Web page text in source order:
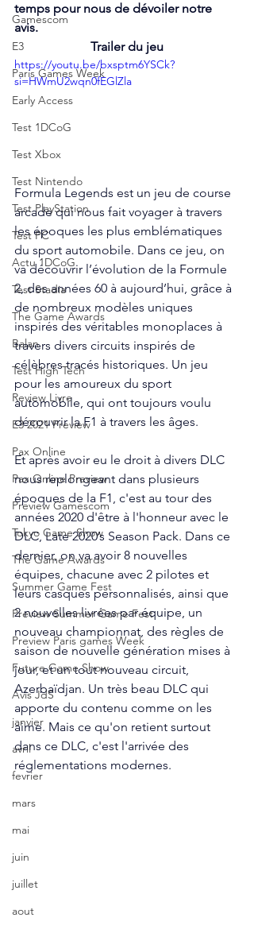
Gamescom
E3
Paris Games Week
Early Access
Test 1DCoG
Test Xbox
Test Nintendo
Test PlayStation
Test PC
Actu 1DCoG
Test Stadia
The Game Awards
Balan
Test High Tech
Review Livre
E3 2021 Preview
Pax Online
Pax Online Preview
Preview Gamescom
Tokyo Game Show
The Game Awards
Summer Game Fest
Preview Summer Game Fest
Preview Paris games Week
Future Game Show
Avis JdS
janvier
avril
fevrier
mars
mai
juin
juillet
aout
temps pour nous de dévoiler notre
avis.
Trailer du jeu
https://youtu.be/bxsptm6YSCk?
si=HWmU2wqn0fEGlZla
Formula Legends est un jeu de course
arcade qui nous fait voyager à travers
les époques les plus emblématiques
du sport automobile. Dans ce jeu, on
va découvrir l’évolution de la Formule
2, des années 60 à aujourd’hui, grâce à
de nombreux modèles uniques
inspirés des véritables monoplaces à
travers divers circuits inspirés de
célèbres tracés historiques. Un jeu
pour les amoureux du sport
automobile, qui ont toujours voulu
découvrir la F1 à travers les âges.
Et après avoir eu le droit à divers DLC
nous replongeant dans plusieurs
époques de la F1, c'est au tour des
années 2020 d'être à l'honneur avec le
DLC, Late 2020’s Season Pack. Dans ce
dernier, on va avoir 8 nouvelles
équipes, chacune avec 2 pilotes et
leurs casques personnalisés, ainsi que
2 nouvelles livrées par équipe, un
nouveau championnat, des règles de
saison de nouvelle génération mises à
jour, et un tout nouveau circuit,
Azerbaïdjan. Un très beau DLC qui
apporte du contenu comme on les
aime. Mais ce qu'on retient surtout
dans ce DLC, c'est l'arrivée des
réglementations modernes.